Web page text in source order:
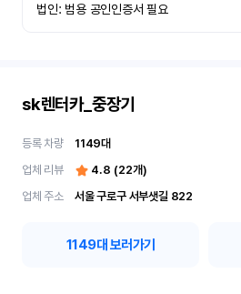
법인: 범용 공인인증서 필요
sk렌터카_중장기
등록 차량 1149대
업체 리뷰
4.8 (22개)
업체 주소
서울 구로구 서부샛길 822
1149대 보러가기